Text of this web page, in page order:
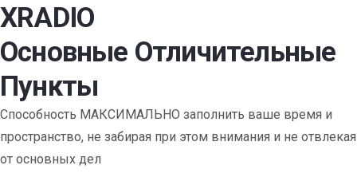
XRADIO
Основные Отличительные
Пункты
Способность МАКСИМАЛЬНО заполнить ваше время и
пространство, не забирая при этом внимания и не отвлекая
от основных дел